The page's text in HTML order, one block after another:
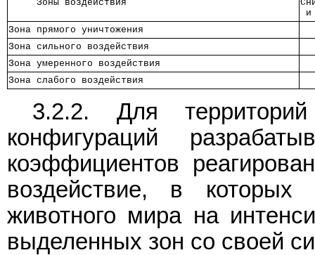
     Зоны воздействия
и
Зона прямого уничтожения
Зона сильного воздействия
Зона умеренного воздействия
Зона слабого воздействия
3.2.2. Для
конфигураций
коэффициентов
воздействие, в которых
животного мира на
выделенных зон со своей